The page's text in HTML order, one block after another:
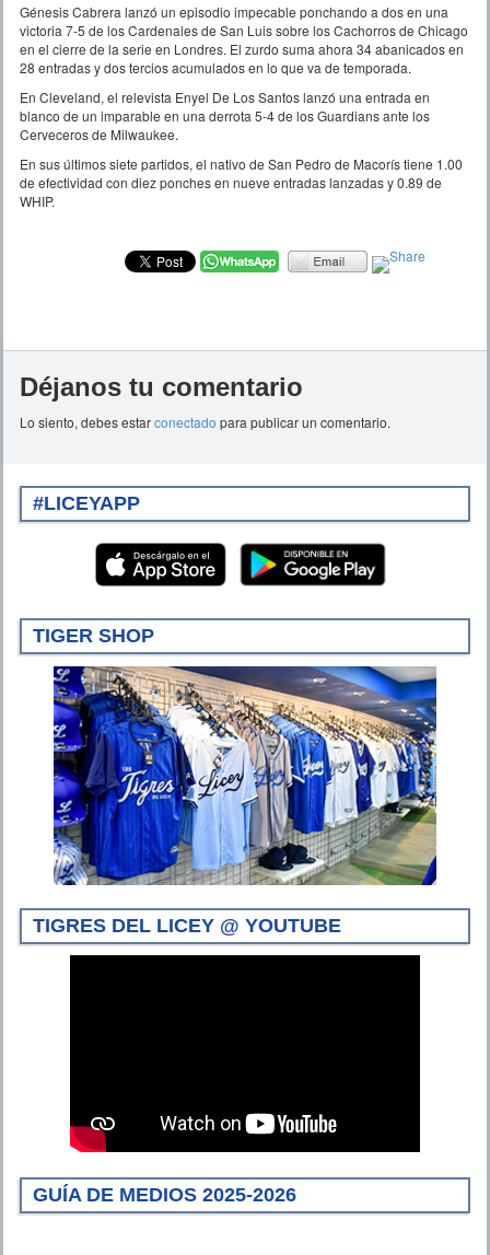
Génesis Cabrera lanzó un episodio impecable ponchando a dos en una
victoria 7-5 de los Cardenales de San Luis sobre los Cachorros de Chicago
en el cierre de la serie en Londres. El zurdo suma ahora 34 abanicados en
28 entradas y dos tercios acumulados en lo que va de temporada.
En Cleveland, el relevista Enyel De Los Santos lanzó una entrada en
blanco de un imparable en una derrota 5-4 de los Guardians ante los
Cerveceros de Milwaukee.
En sus últimos siete partidos, el nativo de San Pedro de Macorís tiene 1.00
de efectividad con diez ponches en nueve entradas lanzadas y 0.89 de
WHIP.
Déjanos tu comentario
Lo siento, debes estarconectado para publicar un comentario.
#LICEYAPP
TIGER SHOP
TIGRES DEL LICEY @ YOUTUBE
GUÍA DE MEDIOS 2025-2026